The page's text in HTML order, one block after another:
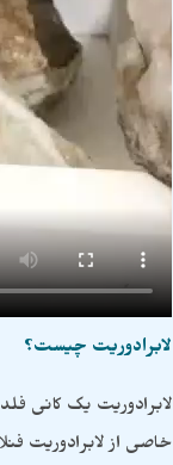
لابرادوریت چیست؟
لابرادوریت یک کانی
خاصی از لابرادوریت